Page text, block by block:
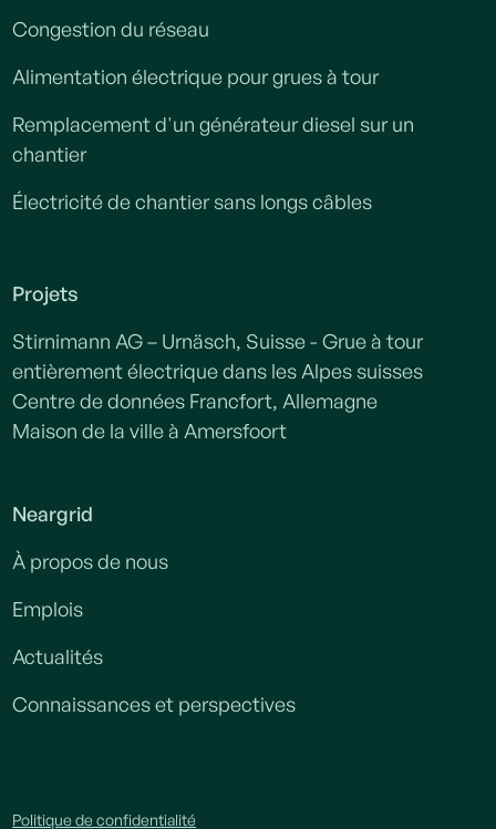
Congestion du réseau
Alimentation électrique pour grues à tour
Remplacement d'un générateur diesel sur un
chantier
Électricité de chantier sans longs câbles
Projets
Stirnimann AG – Urnäsch, Suisse - Grue à tour
entièrement électrique dans les Alpes suisses
Centre de données Francfort, Allemagne
Maison de la ville à Amersfoort
Neargrid
À propos de nous
Emplois
Actualités
Connaissances et perspectives
Politique de confidentialité